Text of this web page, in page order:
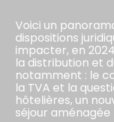
Voici un
dispositions
impacter, en
la distribution et
notamment : le
la TVA et la
hôtelières, un
séjour